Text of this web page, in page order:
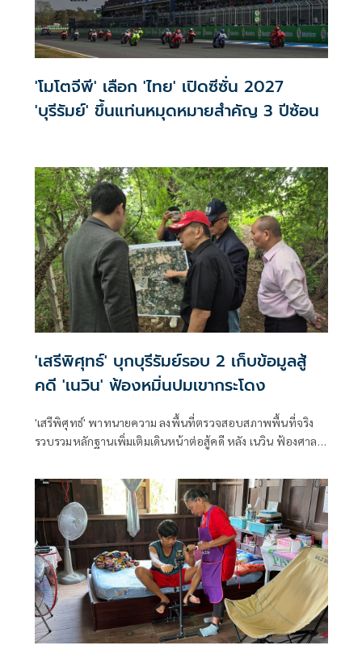
'โมโตจีพี' เลือก 'ไทย' เปิดซีซั่น 2027
'บุรีรัมย์' ขึ้นแท่นหมุดหมายสำคัญ 3 ปีซ้อน
'เสรีพิศุทธ์' บุกบุรีรัมย์รอบ 2 เก็บข้อมูลสู้
คดี 'เนวิน' ฟ้องหมิ่นปมเขากระโดง
'เสรีพิศุทธ์' พาทนายความ ลงพื้นที่ตรวจสอบสภาพพื้นที่จริง
รวบรวมหลักฐานเพิ่มเติมเดินหน้าต่อสู้คดี หลัง เนวิน ฟ้องศาล
รอยการขุดเปิดทางน้ำที่เคยถมรุกล้ำลำรางสาธารณะ ยันไม่ไกล่
เกลี่ยเพื่อพิสูจน์ความจริง ลั่นหาก 'เนวิน ชิดชอบ' ยอมรับบุกรุก
ที่รถไฟจริงถึงจะยอม